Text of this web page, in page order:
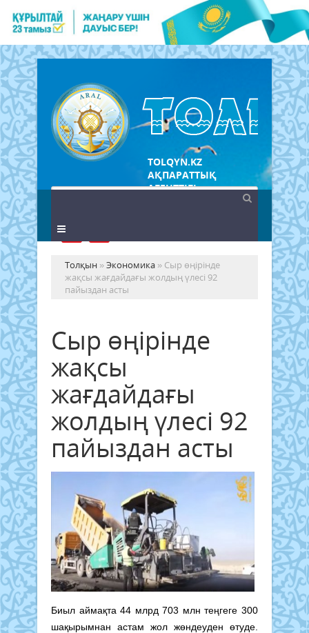
TOLQYN.KZ
АҚПАРАТТЫҚ
АГЕНТТІГІ
Толқын »Экономика » Сыр өңірінде
жақсы жағдайдағы жолдың үлесі 92
пайыздан асты
Сыр өңірінде
жақсы
жағдайдағы
жолдың үлесі 92
пайыздан асты
Биыл аймақта 44 млрд 703 млн теңгеге 300
шақырымнан астам жол жөндеуден өтуде.